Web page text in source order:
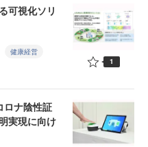
可視化ソリ
健康経営
1
ロナ陰性証
実現に向け